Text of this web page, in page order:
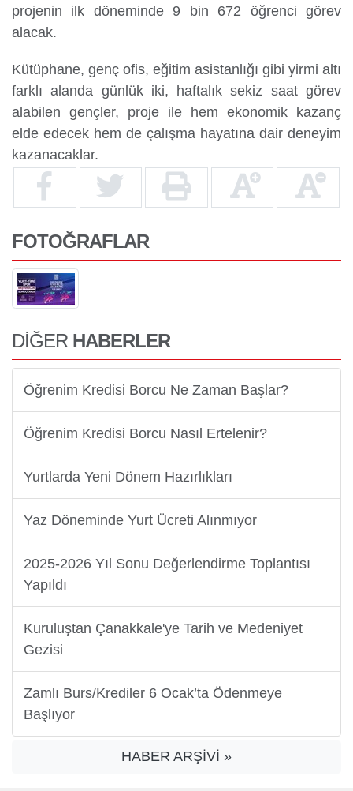
projenin ilk döneminde 9 bin 672 öğrenci görev
alacak.
Kütüphane, genç ofis, eğitim asistanlığı gibi yirmi altı
farklı alanda günlük iki, haftalık sekiz saat görev
alabilen gençler, proje ile hem ekonomik kazanç
elde edecek hem de çalışma hayatına dair deneyim
kazanacaklar.
FOTOĞRAFLAR
DİĞER HABERLER
Öğrenim Kredisi Borcu Ne Zaman Başlar?
Öğrenim Kredisi Borcu Nasıl Ertelenir?
Yurtlarda Yeni Dönem Hazırlıkları
Yaz Döneminde Yurt Ücreti Alınmıyor
2025-2026 Yıl Sonu Değerlendirme Toplantısı
Yapıldı
Kuruluştan Çanakkale'ye Tarih ve Medeniyet
Gezisi
Zamlı Burs/Krediler 6 Ocak’ta Ödenmeye
Başlıyor
HABER ARŞİVİ »